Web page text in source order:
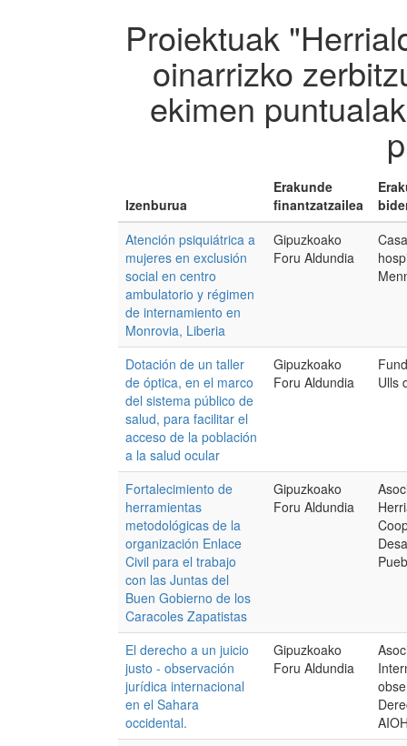
Proiektuak
oinarrizko
ekimen
Izenburua
Erakunde
finantzatzailea
Atención psiquiátrica a
mujeres en exclusión
social en centro
ambulatorio y régimen
de internamiento en
Monrovia, Liberia
Gipuzkoako
Foru Aldundia
Dotación de un taller
de óptica, en el marco
del sistema público de
salud, para facilitar el
acceso de la población
a la salud ocular
Gipuzkoako
Foru Aldundia
Ulls
Fortalecimiento de
herramientas
metodológicas de la
organización Enlace
Civil para el trabajo
con las Juntas del
Buen Gobierno de los
Caracoles Zapatistas
Gipuzkoako
Foru Aldundia
El derecho a un juicio
justo - observación
jurídica internacional
en el Sahara
occidental.
Gipuzkoako
Foru Aldundia